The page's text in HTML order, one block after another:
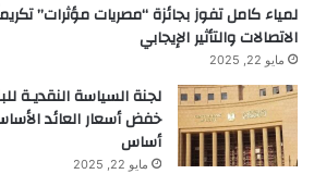
لمياء كامل تفوز بجائزة “مصريات مؤثرات”
الاتصالات والتأثير الإيجابي
مايو 22, 2025
لجنة السياسة النقديـة
أساس
مايو 22, 2025